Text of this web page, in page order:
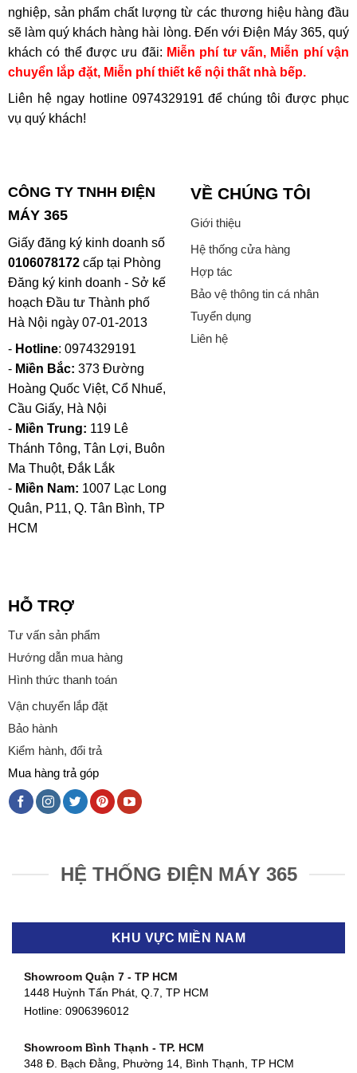
nghiệp, sản phẩm chất lượng từ các thương hiệu hàng đầu
sẽ làm quý khách hàng hài lòng. Đến với Điện Máy 365, quý
khách có thể được ưu đãi: Miễn phí tư vấn, Miễn phí vận
chuyển lắp đặt, Miễn phí thiết kế nội thất nhà bếp.
Liên hệ ngay hotline 0974329191 để chúng tôi được phục
vụ quý khách!
CÔNG TY TNHH ĐIỆN
MÁY 365
Giấy đăng ký kinh doanh số
0106078172cấp tại Phòng
Đăng ký kinh doanh - Sở kế
hoạch Đầu tư Thành phố
Hà Nội ngày 07-01-2013
- Hotline: 0974329191
- Miền Bắc: 373 Đường
Hoàng Quốc Việt, Cổ Nhuế,
Cầu Giấy, Hà Nội
- Miền Trung: 119 Lê
Thánh Tông, Tân Lợi, Buôn
Ma Thuột, Đắk Lắk
- Miền Nam: 1007 Lạc Long
Quân, P11, Q. Tân Bình, TP
HCM
VỀ CHÚNG TÔI
Giới thiệu
Hệ thống cửa hàng
Hợp tác
Bảo vệ thông tin cá nhân
Tuyển dụng
Liên hệ
HỖ TRỢ
Tư vấn sản phẩm
Hướng dẫn mua hàng
Hình thức thanh toán
Vận chuyển lắp đặt
Bảo hành
Kiểm hành, đổi trả
Mua hàng trả góp
HỆ THỐNG ĐIỆN MÁY 365
KHU VỰC MIỀN NAM
Showroom Quận 7 - TP HCM
1448 Huỳnh Tấn Phát, Q.7, TP HCM
Hotline: 0906396012
Showroom Bình Thạnh - TP. HCM
348 Đ. Bạch Đằng, Phường 14, Bình Thạnh, TP HCM